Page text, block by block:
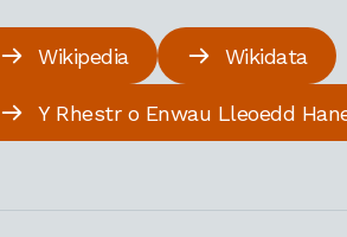
Wikipedia Wikidata
Y Rhestr o Enwau Lleoedd